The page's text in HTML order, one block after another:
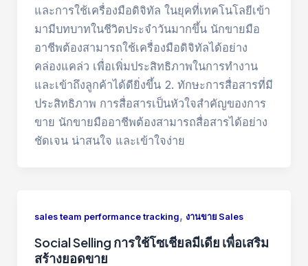
และการใช้เครื่องมือดิจิทัล ในยุคที่เทคโนโลยีเข้า
มามีบทบาทในชีวิตประจำวันมากขึ้น นักขายมือ
อาชีพต้องสามารถใช้เครื่องมือดิจิทัลได้อย่าง
คล่องแคล่ว เพื่อเพิ่มประสิทธิภาพในการทำงาน
และเข้าถึงลูกค้าได้ดียิ่งขึ้น 2. ทักษะการสื่อสารที่มี
ประสิทธิภาพ การสื่อสารเป็นหัวใจสำคัญของการ
ขาย นักขายมืออาชีพต้องสามารถสื่อสารได้อย่าง
ชัดเจน น่าสนใจ และเข้าใจง่าย
sales team performance tracking, งานขาย Sales
Social Selling การใช้โซเชียลมีเดีย เพื่อเสริม
สร้างยอดขาย